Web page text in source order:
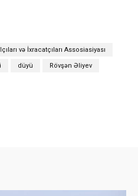
və İxracatçıları Assosiasiyası
düyü Rövşən Əliyev